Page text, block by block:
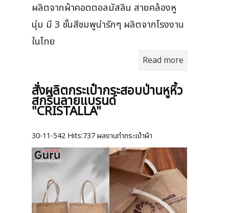
ผลิตจากผ้าคอตตอลมัสลิน สายคล้องหู
นุ่ม มี 3 ชั้นสีชมพูน่ารักๆ ผลิตจากโรงงาน
ในไทย
Read more
สั่งผลิตกระเป๋ากระสอบป่านหูหิ้ว
สกรีนลายแบรนด์
"CRISTALLA"
30-11-542 Hits:737 ผลงานทำกระเป๋าผ้า